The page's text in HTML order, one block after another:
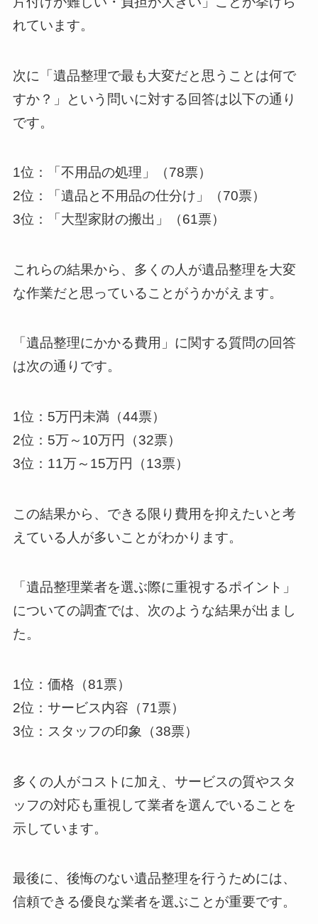
れています。
次に「遺品整理で最も大変だと思うことは何で
すか？」という問いに対する回答は以下の通り
です。
1位：「不用品の処理」（78票）
2位：「遺品と不用品の仕分け」（70票）
3位：「大型家財の搬出」（61票）
これらの結果から、多くの人が遺品整理を大変
な作業だと思っていることがうかがえます。
「遺品整理にかかる費用」に関する質問の回答
は次の通りです。
1位：5万円未満（44票）
2位：5万～10万円（32票）
3位：11万～15万円（13票）
この結果から、できる限り費用を抑えたいと考
えている人が多いことがわかります。
「遺品整理業者を選ぶ際に重視するポイント」
についての調査では、次のような結果が出まし
た。
1位：価格（81票）
2位：サービス内容（71票）
3位：スタッフの印象（38票）
多くの人がコストに加え、サービスの質やスタ
ッフの対応も重視して業者を選んでいることを
示しています。
最後に、後悔のない遺品整理を行うためには、
信頼できる優良な業者を選ぶことが重要です。